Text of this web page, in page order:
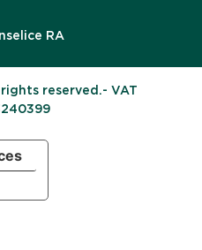
RA
reserved.- VAT